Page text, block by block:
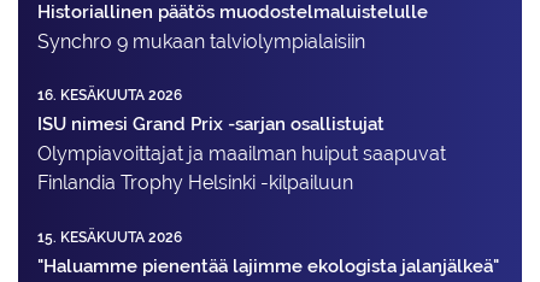
Historiallinen päätös muodostelmaluistelulle
Synchro 9 mukaan talviolympialaisiin
16. KESÄKUUTA 2026
ISU nimesi Grand Prix -sarjan osallistujat
Olympiavoittajat ja maailman huiput saapuvat
Finlandia Trophy Helsinki -kilpailuun
15. KESÄKUUTA 2026
"Haluamme pienentää lajimme ekologista jalanjälkeä"